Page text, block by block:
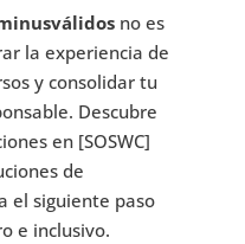
no es
la experiencia de
y consolidar tu
Descubre
en [SOSWC]
de
el siguiente paso
e inclusivo.